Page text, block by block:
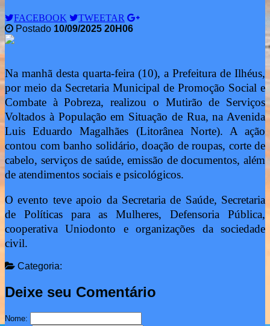
FACEBOOK
TWEETAR
Postado 10/09/2025 20H06
Na manhã desta quarta-feira (10), a Prefeitura de Ilhéus,
por meio da Secretaria Municipal de Promoção Social e
Combate à Pobreza, realizou o Mutirão de Serviços
Voltados à População em Situação de Rua, na Avenida
Luis Eduardo Magalhães (Litorânea Norte). A ação
contou com banho solidário, doação de roupas, corte de
cabelo, serviços de saúde, emissão de documentos, além
de atendimentos sociais e psicológicos.
O evento teve apoio da Secretaria de Saúde, Secretaria
de Políticas para as Mulheres, Defensoria Pública,
cooperativa Uniodonto e organizações da sociedade
civil.
Categoria:
Deixe seu Comentário
Nome: